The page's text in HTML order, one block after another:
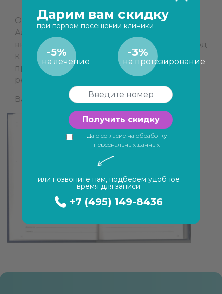
Очень благодарен Поляковой Анастасии
Александровне и всему коллективу за
внимательное отношение и хороший подход
к ребёнку. Огромное Вам спасибо за
профессионализм. Буду с удовольствием
рекомендовать Вашу клинику.
Вапилова А.Ю.
Дарим вам скидку
при первом посещении клиники
-5%
на лечение
-3%
на протезирование
Получить скидку
Даю согласие на обработку
персональных данных
или позвоните нам, подберем удобное
время для записи
+7 (495) 149-8436